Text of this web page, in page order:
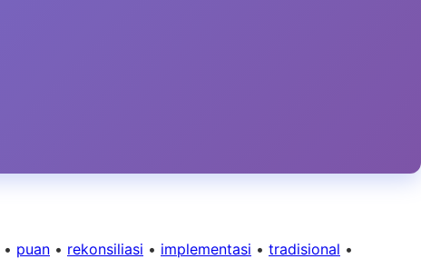
• puan • rekonsiliasi • implementasi • tradisional •